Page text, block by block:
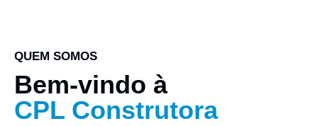
QUEM SOMOS
Bem-vindo à
CPL Construtora